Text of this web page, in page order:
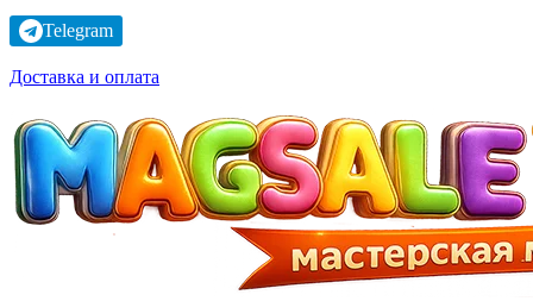
Telegram
Доставка и оплата